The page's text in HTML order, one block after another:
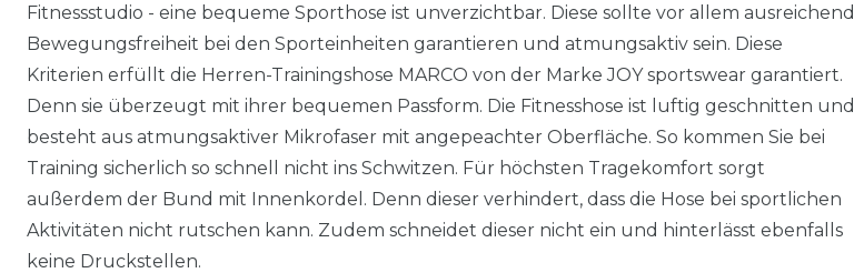
Fitnessstudio - eine bequeme Sporthose ist unverzichtbar. Diese sollte vor allem ausreichend
Bewegungsfreiheit bei den Sporteinheiten garantieren und atmungsaktiv sein. Diese
Kriterien erfüllt die Herren-Trainingshose MARCO von der Marke JOY sportswear garantiert.
Denn sie überzeugt mit ihrer bequemen Passform. Die Fitnesshose ist luftig geschnitten und
besteht aus atmungsaktiver Mikrofaser mit angepeachter Oberfläche. So kommen Sie bei
Training sicherlich so schnell nicht ins Schwitzen. Für höchsten Tragekomfort sorgt
außerdem der Bund mit Innenkordel. Denn dieser verhindert, dass die Hose bei sportlichen
Aktivitäten nicht rutschen kann. Zudem schneidet dieser nicht ein und hinterlässt ebenfalls
keine Druckstellen.